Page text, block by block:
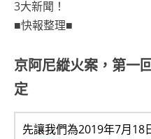
■快報整理■
京阿尼縱火案，第一
定
先讓我們為2019年7月18